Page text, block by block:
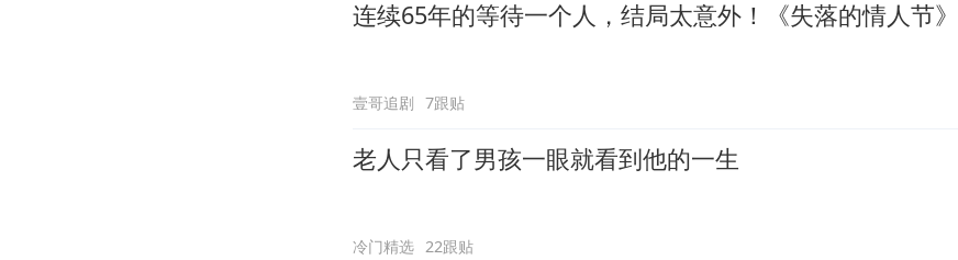
连续65年的等待一个人，结局太意外！《失落的情人节》
壹哥追剧 7跟贴
老人只看了男孩一眼就看到他的一生
冷门精选 22跟贴